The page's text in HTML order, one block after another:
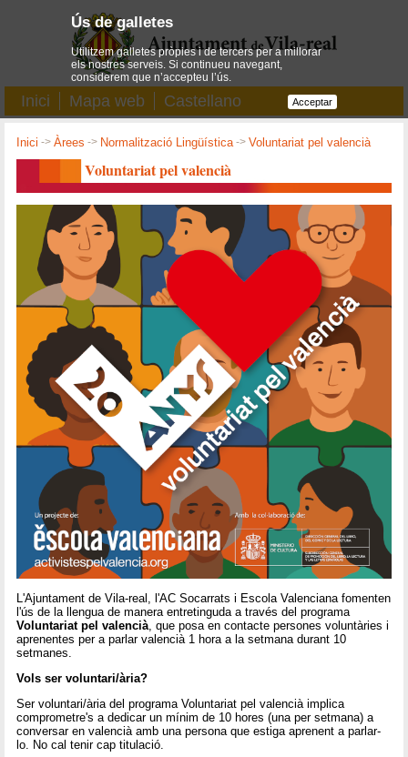
Inici Mapa web Castellano
Inici ->Àrees -> Normalització Lingüística->Voluntariat pel valencià
Voluntariat pel valencià
L'Ajuntament de Vila-real, l'AC Socarrats i Escola Valenciana fomenten
l'ús de la llengua de manera entretinguda a través del programa
Voluntariat pel valencià , que posa en contacte persones voluntàries i
aprenentes per a parlar valencià 1 hora a la setmana durant 10
setmanes.
Vols ser voluntari/ària?
Ser voluntari/ària del programa Voluntariat pel valencià implica
comprometre's a dedicar un mínim de 10 hores (una per setmana) a
conversar en valencià amb una persona que estiga aprenent a parlar-
lo. No cal tenir cap titulació.
Ús de galletes
Utilitzem galletes pròpies i de tercers per a millorar
els nostres serveis. Si continueu navegant,
considerem que n’accepteu l’ús.
Acceptar